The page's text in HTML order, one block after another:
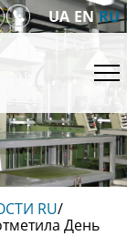
UA EN RU
RU/
День